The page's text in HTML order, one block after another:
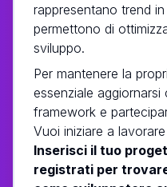
rappresentano trend
permettono di
sviluppo.
Per mantenere la
essenziale
framework e
Vuoi iniziare a
Inserisci il tuo
registrati per